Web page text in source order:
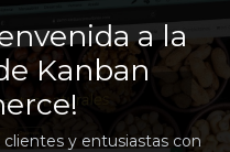
a la
Kanban
y entusiastas con